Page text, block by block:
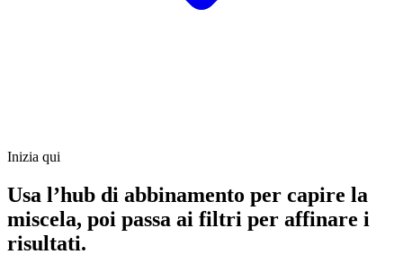
Inizia qui
Usa l’hub di abbinamento per capire la
miscela, poi passa ai filtri per affinare i
risultati.